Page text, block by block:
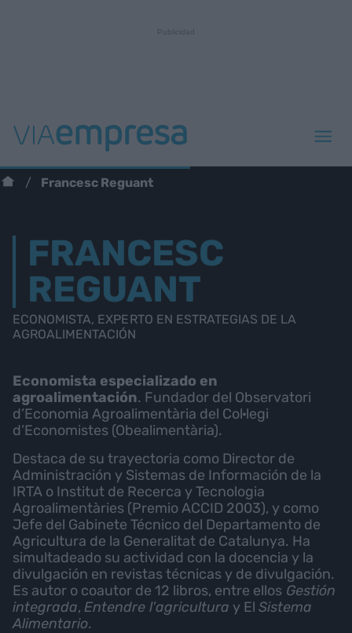
Francesc Reguant
FRANCESC
REGUANT
ECONOMISTA, EXPERTO EN ESTRATEGIAS DE LA
AGROALIMENTACIÓN
Economista especializado en
agroalimentación. Fundador del Observatori
d’Economia Agroalimentària del Col·legi
d’Economistes (Obealimentària).
Destaca de su trayectoria como Director de
Administración y Sistemas de Información de la
IRTA o Institut de Recerca y Tecnologia
Agroalimentàries (Premio ACCID 2003), y como
Jefe del Gabinete Técnico del Departamento de
Agricultura de la Generalitat de Catalunya. Ha
simultadeado su actividad con la docencia y la
divulgación en revistas técnicas y de divulgación.
Es autor o coautor de 12 libros, entre ellos Gestión
integrada, Entendre l'agricultura y El Sistema
Alimentario.